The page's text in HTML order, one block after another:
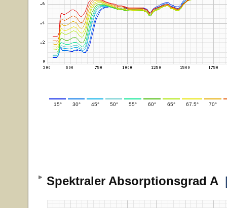
15° 30° 45° 50° 55° 60° 65° 67.5° 70°
Spektraler Absorptionsgrad A